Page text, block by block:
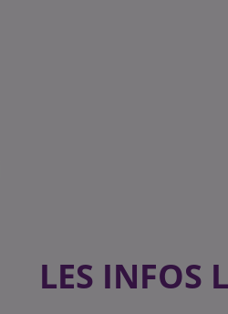
LES INFOS